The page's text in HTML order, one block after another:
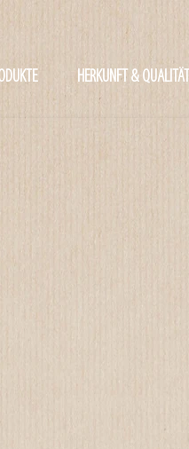
HERKUNFT & QUALITÄT